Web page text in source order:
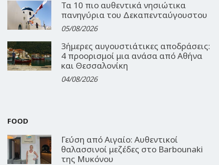
Τα 10 πιο αυθεντικά νησιώτικα
πανηγύρια του Δεκαπενταύγουστου
05/08/2026
3ήμερες αυγουστιάτικες αποδράσεις:
4 προορισμοί μια ανάσα από Αθήνα
και Θεσσαλονίκη
04/08/2026
FOOD
Γεύση από Αιγαίο: Αυθεντικοί
θαλασσινοί μεζέδες στο Barbounaki
της Μυκόνου